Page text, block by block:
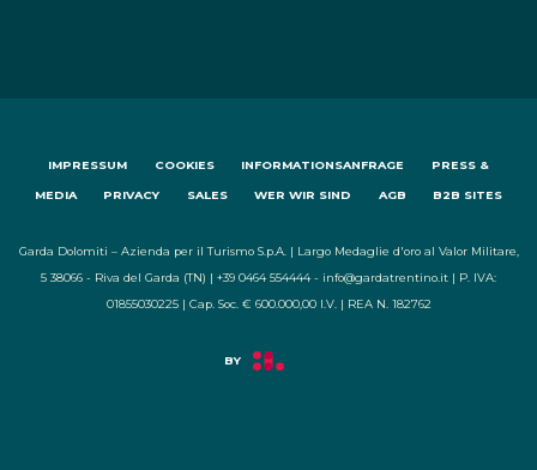
IMPRESSUM COOKIES INFORMATIONSANFRAGE PRESS &
MEDIA PRIVACY SALES WER WIR SIND AGB B2B SITES
Garda Dolomiti – Azienda per il Turismo S.p.A. | Largo Medaglie d'oro al Valor Militare,
5 38066 - Riva del Garda (TN) | +39 0464 554444 - info@gardatrentino.it | P. IVA:
01855030225 | Cap. Soc. € 600.000,00 I.V. | REA N. 182762